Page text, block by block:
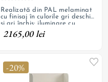
Realizată din PAL melaminat
cu finisaj în culorile gri deschis
și gri închis; iluminare cu
bandă LED
2165,00 lei
-20%